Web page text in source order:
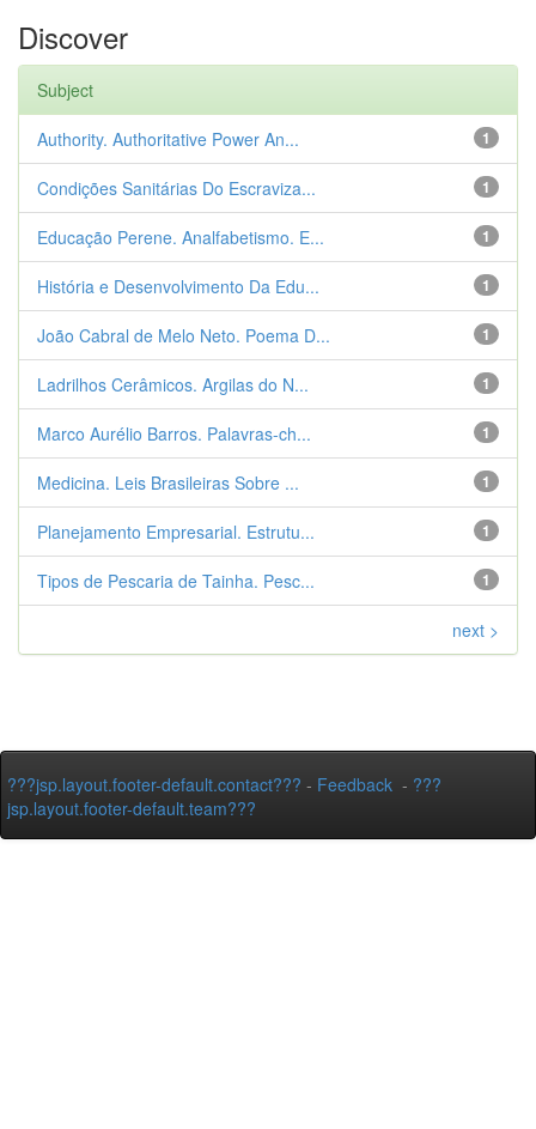
Discover
Subject
1
Authority. Authoritative Power An...
1
Condições Sanitárias Do Escraviza...
1
Educação Perene. Analfabetismo. E...
1
História e Desenvolvimento Da Edu...
1
João Cabral de Melo Neto. Poema D...
1
Ladrilhos Cerâmicos. Argilas do N...
1
Marco Aurélio Barros. Palavras-ch...
1
Medicina. Leis Brasileiras Sobre ...
1
Planejamento Empresarial. Estrutu...
1
Tipos de Pescaria de Tainha. Pesc...
next >
???jsp.layout.footer-default.contact??? - Feedback - ???
jsp.layout.footer-default.team???